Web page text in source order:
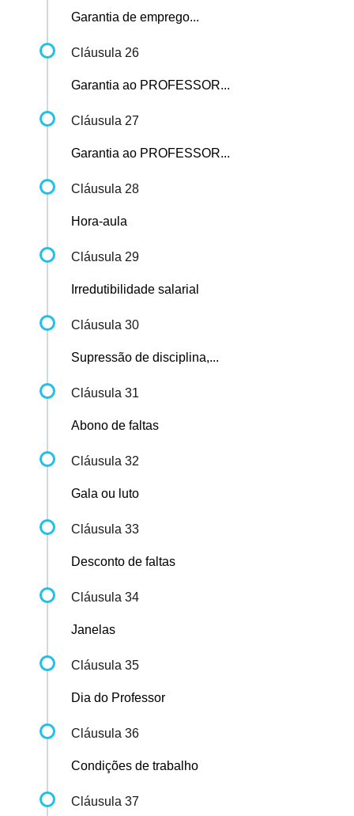
Garantia de emprego...
Cláusula 26
Garantia ao PROFESSOR...
Cláusula 27
Garantia ao PROFESSOR...
Cláusula 28
Hora-aula
Cláusula 29
Irredutibilidade salarial
Cláusula 30
Supressão de disciplina,...
Cláusula 31
Abono de faltas
Cláusula 32
Gala ou luto
Cláusula 33
Desconto de faltas
Cláusula 34
Janelas
Cláusula 35
Dia do Professor
Cláusula 36
Condições de trabalho
Cláusula 37